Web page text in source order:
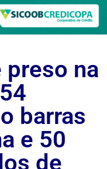
na
barras
e 50
de